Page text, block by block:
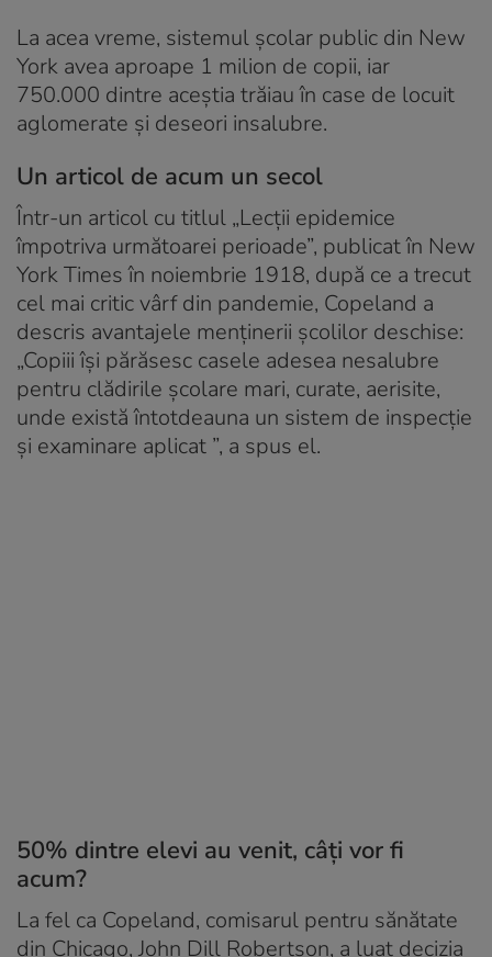
La acea vreme, sistemul școlar public din New
York avea aproape 1 milion de copii, iar
750.000 dintre aceștia trăiau în case de locuit
aglomerate și deseori insalubre.
Un articol de acum un secol
Într-un articol cu ​​titlul „Lecții epidemice
împotriva următoarei perioade”, publicat în New
York Times în noiembrie 1918, după ce a trecut
cel mai critic vârf din pandemie, Copeland a
descris avantajele menținerii școlilor deschise:
„Copiii își părăsesc casele adesea nesalubre
pentru clădirile școlare mari, curate, aerisite,
unde există întotdeauna un sistem de inspecție
și examinare aplicat ”, a spus el.
50% dintre elevi au venit, câți vor fi
acum?
La fel ca Copeland, comisarul pentru sănătate
din Chicago, John Dill Robertson, a luat decizia